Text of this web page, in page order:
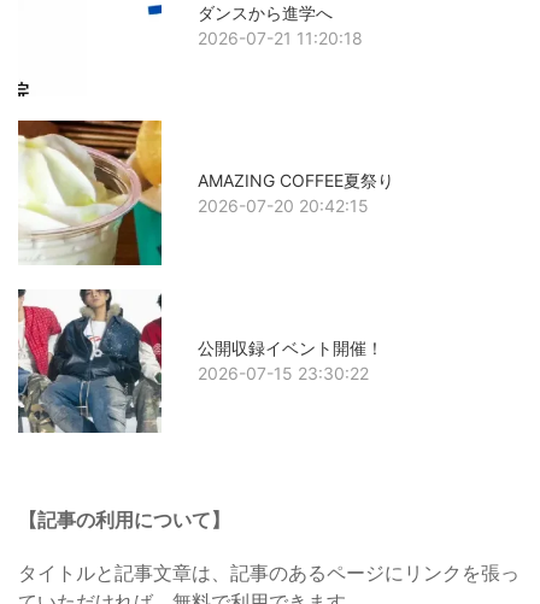
ダンスから進学へ
2026-07-21 11:20:18
AMAZING COFFEE夏祭り
2026-07-20 20:42:15
公開収録イベント開催！
2026-07-15 23:30:22
【記事の利用について】
タイトルと記事文章は、記事のあるページにリンクを張っ